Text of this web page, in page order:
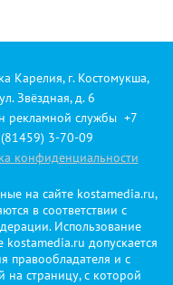
Карелия, г. Костомукша,
ул. Звёздная, д. 6
рекламной службы +7
(81459) 3-70-09
конфиденциальности
на сайте kostamedia.ru,
в соответствии с
Использование
допускается
правообладателя и с
на страницу, с которой